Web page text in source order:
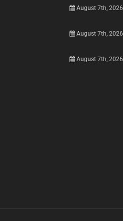
August 7th, 2026
August 7th, 2026
August 7th, 2026